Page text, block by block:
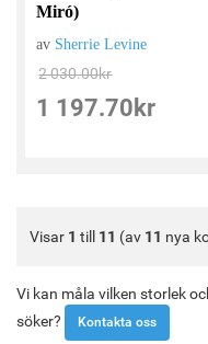
Miró)
av Sherrie Levine
2 030.00kr
1 197.70 kr
Visar 1 till 11 (av 11 nya
Vi kan måla vilken storlek
söker?
Kontakta oss